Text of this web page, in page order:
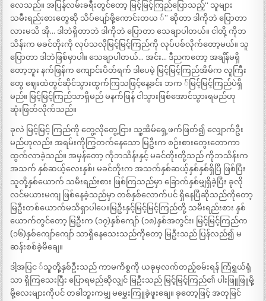
လေသည်။ အပြန်လမ်းခရီးတွင်တော့ မြင့်မြင့်ကြည်ပြောသည့်“ သူများ
သမီးရည်းစားတွေဆို သိပ်ပျော်ဖို့ကောင်းတယ ်” ဆိုတာ ဒါကိုဘဲ ပြောတာ
လားမသိ အို… ဒါဘဲရှိတာဘဲ ဒါကိုဘဲ ပြောတာ သေချာပါတယ်။ ငါတို့ ကိုဘ
သိန်းက မခင်တိုးကို လုပ်သလိုမြင့်မြင့်ကြည်ကို လုပ်ပစ်လိုက်တော့မယ်။ သူ
ပြောတာ ဒါဘဲဖြစ်မှာပါ။ သေချာပါတယ်… အင်း… ဒီညကတော့ အချိန်မရှိ
တော့ဘူး နက်ဖြန်က ကျောင်းပိတ်ရက် ဒါပေမဲ့ မြင့်မြင့်ကြည်အိမ်က လူကြီး
တွေ ဈေးထဲတွင်ဆိုင်သွားထွက်ကြသဖြင့်နေ့ခင်း ဘက ်မြင့်မြင့်ကြည်ပဲရှိ
မည်။ မြင့်မြင့်ကြည်သာရှိမည် မနက်ဖြန် ငါသွားဖြစ်အောင်သွားရမည်ဟု
ဆုံးဖြတ်လိုက်သည်။
ခုလဲ မြင့်မြင့် ကြည်ကို တွေ့လိုတွေ့ငြား သူ့အိမ်ရှေ့ဖက်ဖြတ်၍ လျှောက်ဦး
မည်ဟုလည်း အရမ်းကိုကြွတက်နေသော မြဦးက စဉ်းစားတွေးတောကာ
ထွက်လာခဲ့သည်။ အမှန်တော့ ကိုဘသိန်းနှင့် မခင်တိုးတို့သည် ကိုဘသိန်းက
အသက် နှစ်ဆယ့်လေးနှစ်၊ မခင်တိုးက အသက်နှစ်ဆယ့်နှစ်နှစ်ရှိပြီ ဖြစ်ပြီး
သူတို့နှစ်ယောက် သမီးရည်းစား ဖြစ်ကြသည်မှာ ခြောက်နှစ်မျှရှိခဲ့ပြီး ခုလို
လင်မယားမကျ ဖြစ်နေခဲ့သည်မှာ တစ်နှစ်လောက်ပင် ရှိနေပြီဆိုသည်ကိုတော့
မြဦးတစ်ယောက်မသိရှာပါပေ။မြဦးနှင့်မြင့်မြင့်ကြည်တို့ သမီးရည်းစား နှစ်
ယောက်တွင်တော့ မြဦးက (၁၇)နှစ်ကျော် (၁၈)နှစ်အတွင်း၊ မြင့်မြင့်ကြည်က
(၁၆)နှစ်ကျော်ကျော် သာရှိနေသေးသည်ကိုတော့ မြဦးသည် ပြန်လည်၍ မ
ဆန်းစစ်ခဲ့မိချေ။
ဒါ့အပြင ်သူတို့နှစ်ဦးသည် ကာမကိစ္စကို ယခုမှလက်တည့်စမ်းရန် ကြံရွယ်ရုံ
သာ ရှိကြသေးပြီး ပြောရမည်ဆိုလျှင် မြဦးသည် မြင့်မြင့်ကြည်၏ ပါးဖြူဖြူမို့
မို့လေးများကိုပင် တခါဘူးကမျှ မမွှေးကြူခဲ့ဖူးချေ။ ခုတော့ဖြင့် အတုမြင်